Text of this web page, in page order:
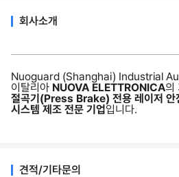
회사소개
Nuoguard (Shanghai) Industrial
이탈리아 NUOVA ELETTRONICA의
절곡기(Press Brake) 전용 레이저 안
시스템 제조 전문 기업입니다.
견적/기타문의